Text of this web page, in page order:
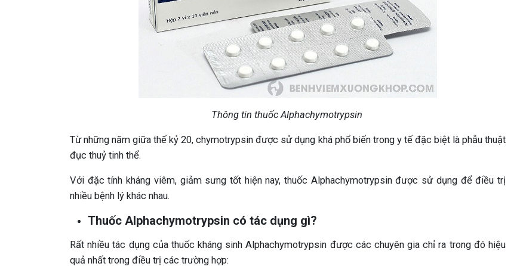
Thông tin thuốc Alphachymotrypsin
Từ những năm giữa thế kỷ 20, chymotrypsin được sử dụng khá phổ biến trong y tế đặc biệt là phẫu thuật
đục thuỷ tinh thể.
Với đặc tính kháng viêm, giảm sưng tốt hiện nay, thuốc Alphachymotrypsin được sử dụng để điều trị
nhiều bệnh lý khác nhau.
Thuốc Alphachymotrypsin có tác dụng gì?
Rất nhiều tác dụng của thuốc kháng sinh Alphachymotrypsin được các chuyên gia chỉ ra trong đó hiệu
quả nhất trong điều trị các trường hợp: